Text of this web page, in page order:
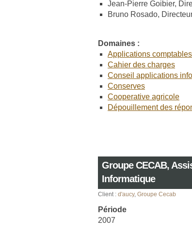
Jean-Pierre Goibier,
Bruno Rosado,
Domaines :
Applications
Cahier des charges
Conseil applications
Conserves
Cooperative agricole
Dépouillement des
Groupe CECAB,
Informatique
Client : d'aucy, Groupe Cecab
Période
2007